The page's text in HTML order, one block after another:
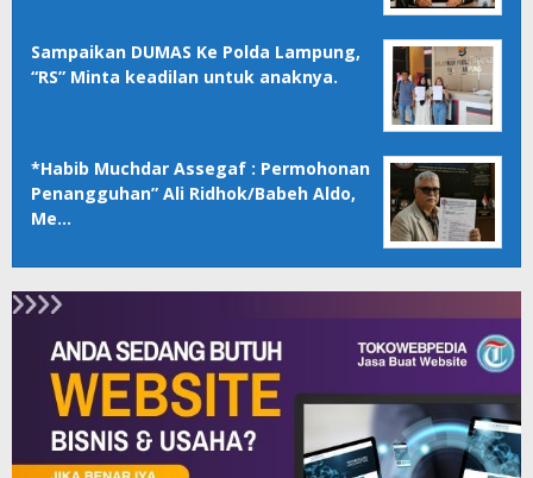
Sampaikan DUMAS Ke Polda Lampung,
“RS” Minta keadilan untuk anaknya.
*Habib Muchdar Assegaf : Permohonan
Penangguhan” Ali Ridhok/Babeh Aldo,
Me…